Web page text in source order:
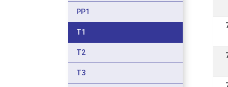
PP1
T1
T2
T3